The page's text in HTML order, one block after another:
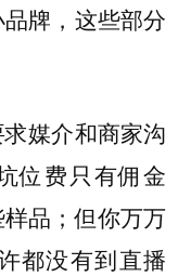
牌，这些部分
媒介和商家沟
位费只有佣金
品；但你万万
都没有到直播